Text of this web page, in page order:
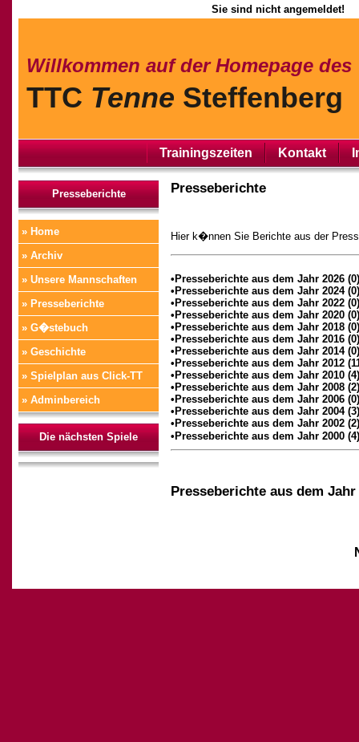
Sie sind nicht angemeldet!
Willkommen auf der Homepage des
TTC Tenne Steffenberg
Trainingszeiten Kontakt
Presseberichte
» Home
» Archiv
» Unsere Mannschaften
» Presseberichte
» G�stebuch
» Geschichte
» Spielplan aus Click-TT
» Adminbereich
Die nächsten Spiele
Presseberichte
Hier k�nnen Sie Berichte aus der
•Presseberichte aus dem Jahr 2026 (0)
•Presseberichte aus dem Jahr 2024 (0)
•Presseberichte aus dem Jahr 2022 (0)
•Presseberichte aus dem Jahr 2020 (0)
•Presseberichte aus dem Jahr 2018 (0)
•Presseberichte aus dem Jahr 2016 (0)
•Presseberichte aus dem Jahr 2014 (0)
•Presseberichte aus dem Jahr 2012
•Presseberichte aus dem Jahr 2010 (4)
•Presseberichte aus dem Jahr 2008 (2)
•Presseberichte aus dem Jahr 2006 (0)
•Presseberichte aus dem Jahr 2004 (3)
•Presseberichte aus dem Jahr 2002 (2)
•Presseberichte aus dem Jahr 2000 (4)
Presseberichte aus dem Jahr